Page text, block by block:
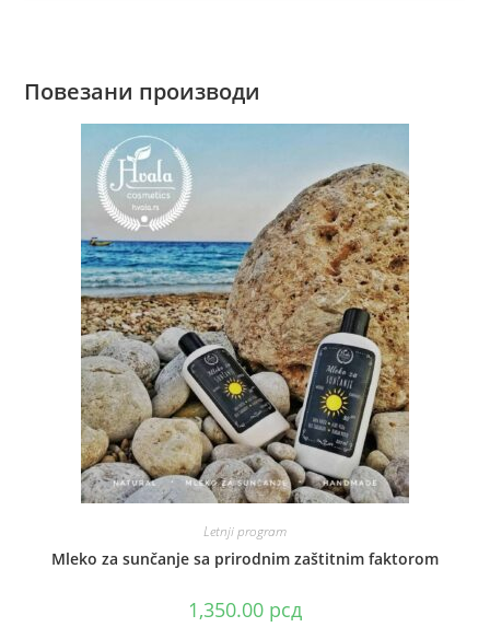
Повезани производи
Letnji program
Mleko za sunčanje sa prirodnim zaštitnim faktorom
1,350.00 рсд